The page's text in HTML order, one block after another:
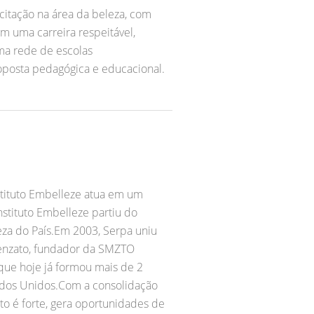
na área da beleza, com
uma carreira respeitável,
rede de escolas
pedagógica e educacional.
Embelleze atua em um
Embelleze partiu do
do País.Em 2003, Serpa uniu
fundador da SMZTO
hoje já formou mais de 2
Unidos.Com a consolidação
é forte, gera oportunidades de